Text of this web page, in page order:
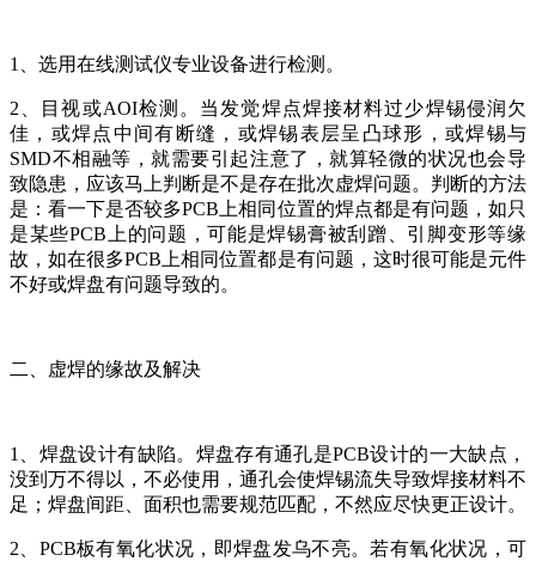
1、选用在线测试仪专业设备进行检测。
2、目视或AOI检测。当发觉焊点焊接材料过少焊锡侵润欠
佳，或焊点中间有断缝，或焊锡表层呈凸球形，或焊锡与
SMD不相融等，就需要引起注意了，就算轻微的状况也会导
致隐患，应该马上判断是不是存在批次虚焊问题。判断的方法
是：看一下是否较多PCB上相同位置的焊点都是有问题，如只
是某些PCB上的问题，可能是焊锡膏被刮蹭、引脚变形等缘
故，如在很多PCB上相同位置都是有问题，这时很可能是元件
不好或焊盘有问题导致的。
二、虚焊的缘故及解决
1、焊盘设计有缺陷。焊盘存有通孔是PCB设计的一大缺点，
没到万不得以，不必使用，通孔会使焊锡流失导致焊接材料不
足；焊盘间距、面积也需要规范匹配，不然应尽快更正设计。
2、PCB板有氧化状况，即焊盘发乌不亮。若有氧化状况，可